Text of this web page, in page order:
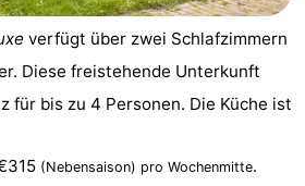
verfügt über zwei Schlafzimmern
Diese freistehende Unterkunft
für bis zu 4 Personen. Die Küche ist
(Nebensaison) pro Wochenmitte.